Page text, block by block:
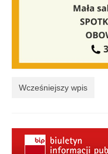
Galeria 2026
Galeria 2025
Galeria 2021
Wcześniejszy wpis